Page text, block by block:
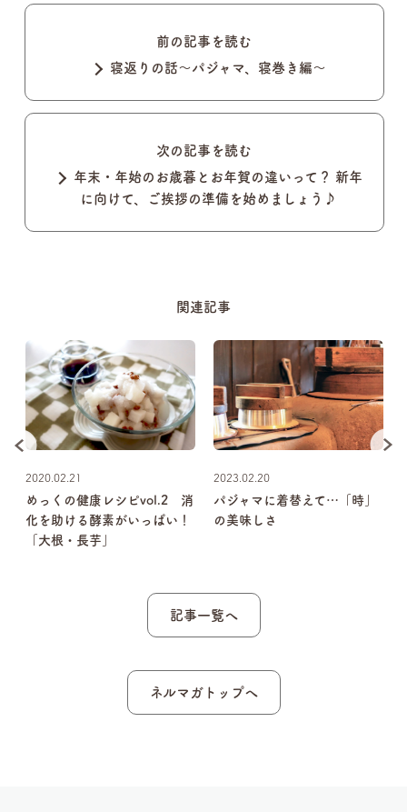
前の記事を読む
寝返りの話〜パジャマ、寝巻き編〜
次の記事を読む
年末・年始のお歳暮とお年賀の違いって？ 新年
に向けて、ご挨拶の準備を始めましょう♪
関連記事
2020.02.21
めっくの健康レシピvol.2 消
化を助ける酵素がいっぱい！
「大根・長芋」
2023.02.20
パジャマに着替えて…「時」
の美味しさ
記事一覧へ
ネルマガトップへ